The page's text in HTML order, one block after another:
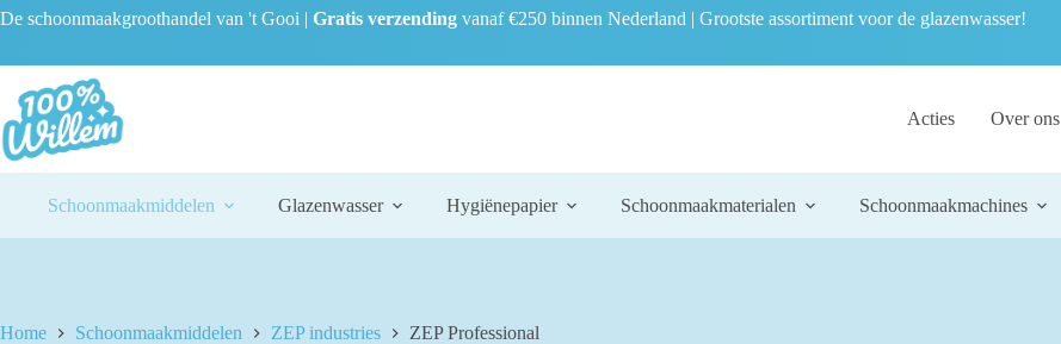
Ga
naar
De schoonmaakgroothandel van 't Gooi | Gratis verzending vanaf €250 binnen Nederland | Grootste assortiment voor de glazenwasser!
Acties Over ons
Schoonmaakmiddelen Glazenwasser Hygiënepapier Schoonmaakmaterialen Schoonmaakmachines
Home Schoonmaakmiddelen ZEP industries ZEP Professional